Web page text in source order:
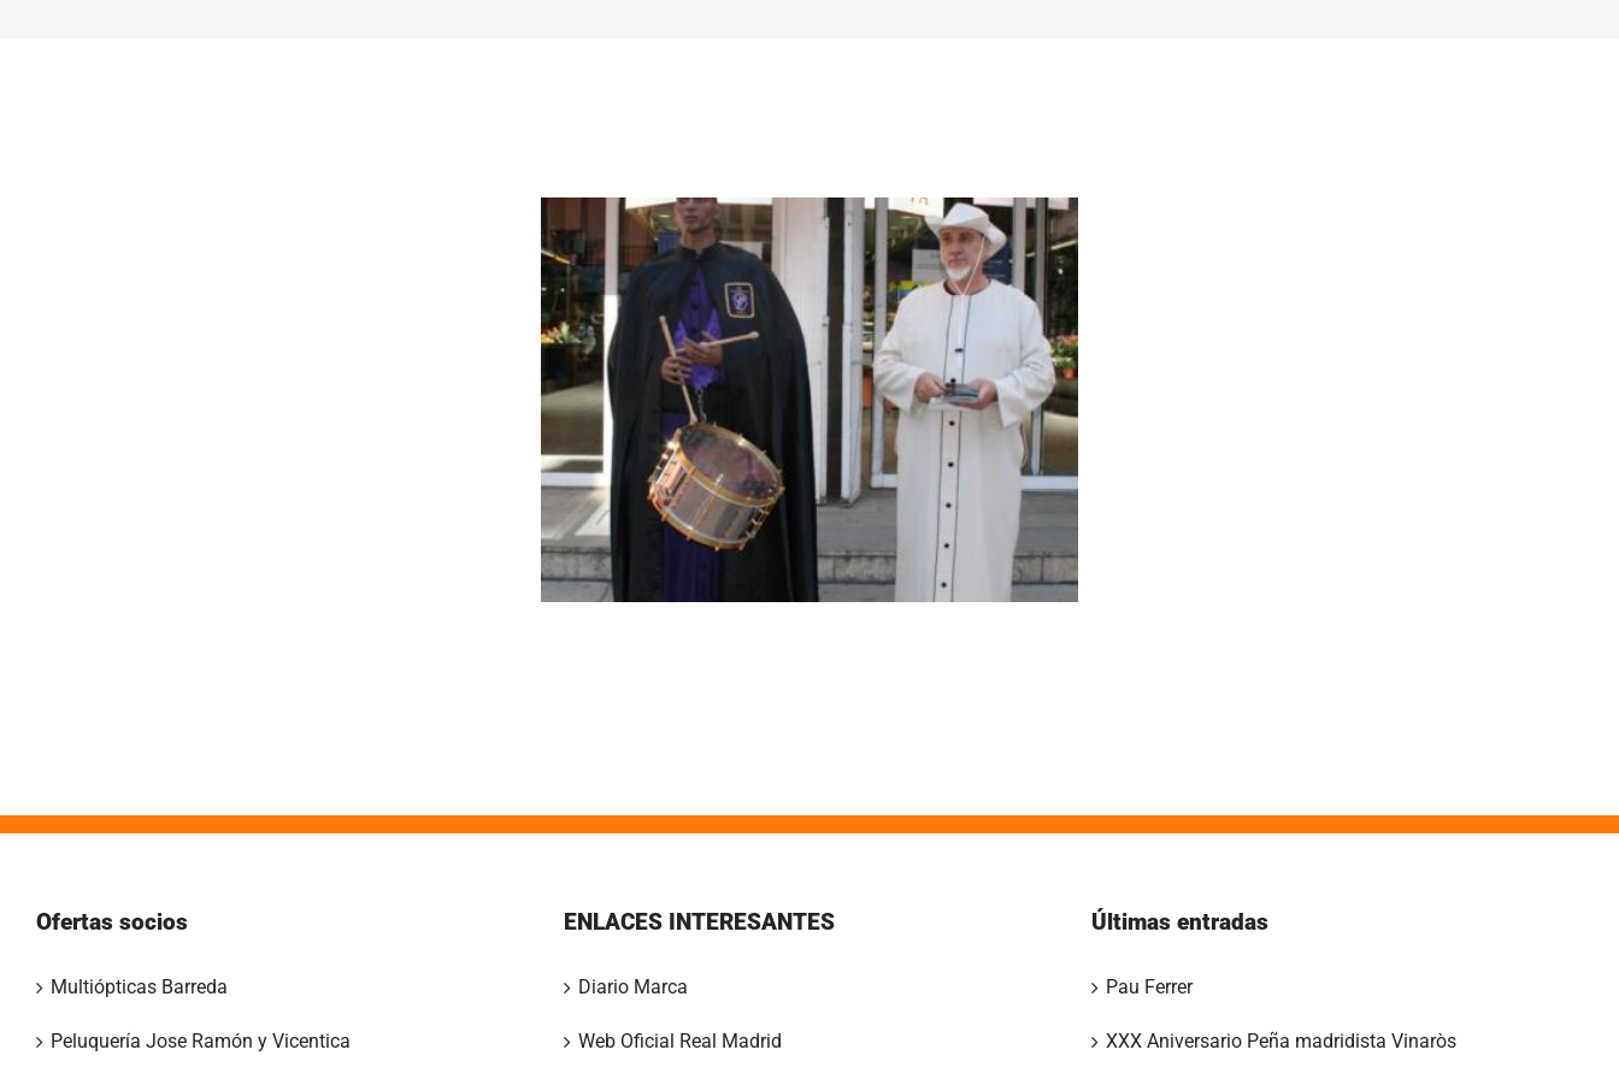
Ofertas socios
Multiópticas Barreda
Peluquería Jose Ramón y Vicentica
ENLACES INTERESANTES
Diario Marca
Web Oficial Real Madrid
Últimas entradas
Pau Ferrer
XXX Aniversario Peña madridista Vinaròs